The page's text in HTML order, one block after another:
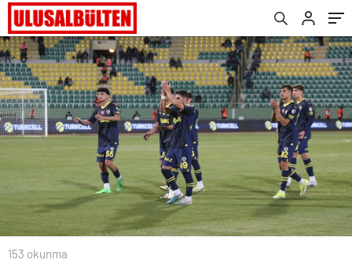
153 okunma